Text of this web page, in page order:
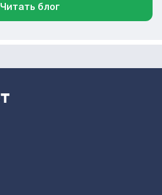
Читать блог